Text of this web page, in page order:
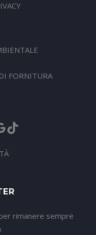
FORNITURA
TikTok
rimanere sempre